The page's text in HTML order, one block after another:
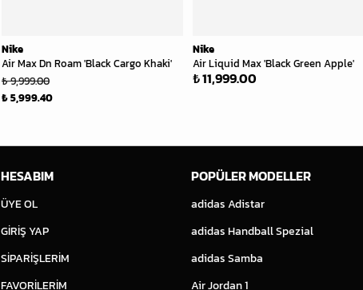
Nike
Air Max Dn Roam 'Black Cargo Khaki'
₺ 9,999.00
₺ 5,999.40
Nike
Air Liquid Max 'Black Green Apple'
₺ 11,999.00
HESABIM
ÜYE OL
GİRİŞ YAP
SİPARİŞLERİM
FAVORİLERİM
POPÜLER MODELLER
adidas Adistar
adidas Handball Spezial
adidas Samba
Air Jordan 1